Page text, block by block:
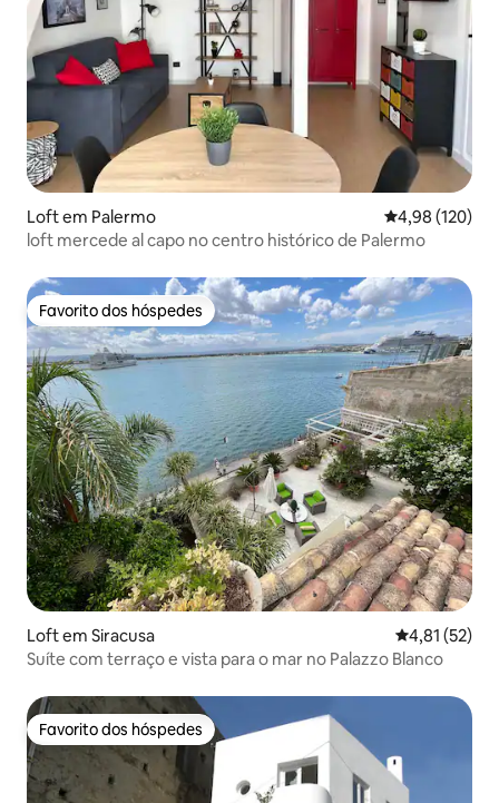
Loft em Palermo Classificação
4,98 (120)
loft mercede al capo no centro histórico de Palermo
Favorito dos hóspedes
Favorito dos hóspedes
Loft em Siracusa Classificação
4,81 (52)
Suíte com terraço e vista para o mar no Palazzo Blanco
Favorito dos hóspedes
Favorito dos hóspedes